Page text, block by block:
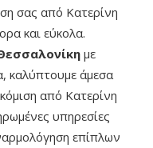
σας από Κατερίνη
και εύκολα.
με
καλύπτουμε άμεσα
από Κατερίνη
υπηρεσίες
επίπλων